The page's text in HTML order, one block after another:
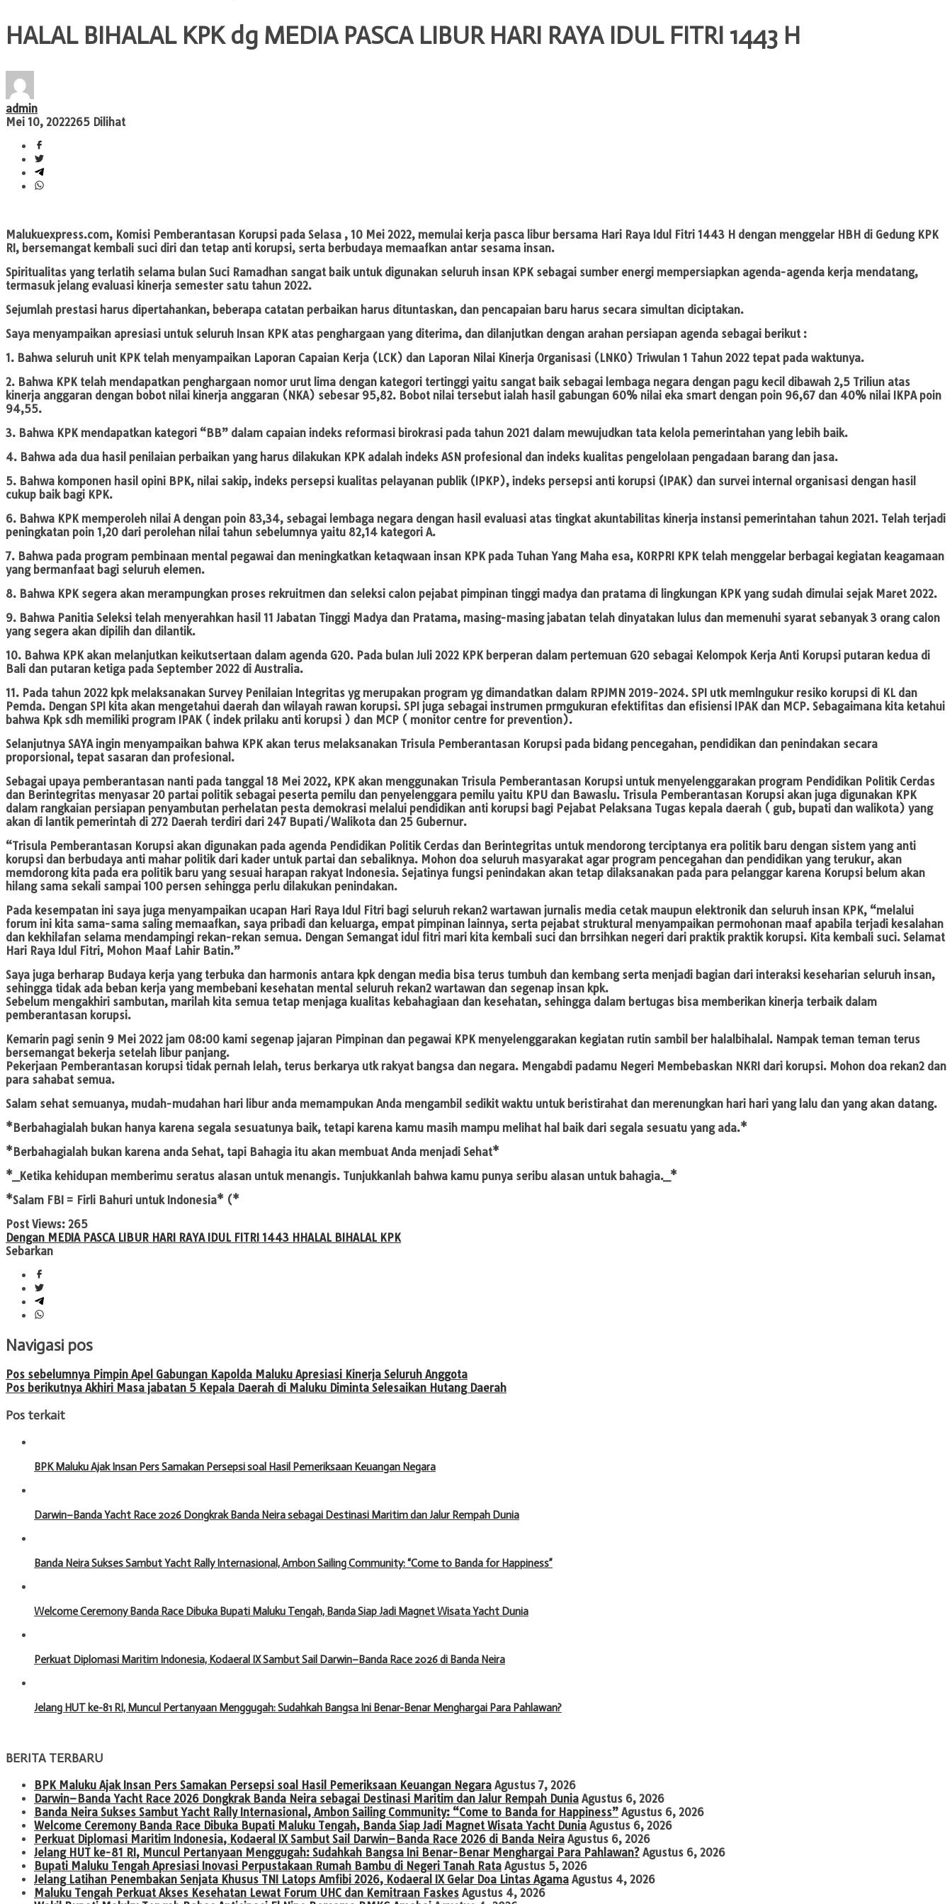
HALAL BIHALAL KPK dg MEDIA PASCA LIBUR HARI RAYA IDUL FITRI 1443 H
admin
Mei 10, 2022265 Dilihat
Malukuexpress.com, Komisi Pemberantasan Korupsi pada Selasa , 10 Mei 2022, memulai kerja pasca libur bersama Hari Raya Idul Fitri 1443 H dengan menggelar HBH di Gedung KPK
RI, bersemangat kembali suci diri dan tetap anti korupsi, serta berbudaya memaafkan antar sesama insan.
Spiritualitas yang terlatih selama bulan Suci Ramadhan sangat baik untuk digunakan seluruh insan KPK sebagai sumber energi mempersiapkan agenda-agenda kerja mendatang,
termasuk jelang evaluasi kinerja semester satu tahun 2022.
Sejumlah prestasi harus dipertahankan, beberapa catatan perbaikan harus dituntaskan, dan pencapaian baru harus secara simultan diciptakan.
Saya menyampaikan apresiasi untuk seluruh Insan KPK atas penghargaan yang diterima, dan dilanjutkan dengan arahan persiapan agenda sebagai berikut :
1. Bahwa seluruh unit KPK telah menyampaikan Laporan Capaian Kerja (LCK) dan Laporan Nilai Kinerja Organisasi (LNKO) Triwulan 1 Tahun 2022 tepat pada waktunya.
2. Bahwa KPK telah mendapatkan penghargaan nomor urut lima dengan kategori tertinggi yaitu sangat baik sebagai lembaga negara dengan pagu kecil dibawah 2,5 Triliun atas
kinerja anggaran dengan bobot nilai kinerja anggaran (NKA) sebesar 95,82. Bobot nilai tersebut ialah hasil gabungan 60% nilai eka smart dengan poin 96,67 dan 40% nilai IKPA poin
94,55.
3. Bahwa KPK mendapatkan kategori “BB” dalam capaian indeks reformasi birokrasi pada tahun 2021 dalam mewujudkan tata kelola pemerintahan yang lebih baik.
4. Bahwa ada dua hasil penilaian perbaikan yang harus dilakukan KPK adalah indeks ASN profesional dan indeks kualitas pengelolaan pengadaan barang dan jasa.
5. Bahwa komponen hasil opini BPK, nilai sakip, indeks persepsi kualitas pelayanan publik (IPKP), indeks persepsi anti korupsi (IPAK) dan survei internal organisasi dengan hasil
cukup baik bagi KPK.
6. Bahwa KPK memperoleh nilai A dengan poin 83,34, sebagai lembaga negara dengan hasil evaluasi atas tingkat akuntabilitas kinerja instansi pemerintahan tahun 2021. Telah terjadi
peningkatan poin 1,20 dari perolehan nilai tahun sebelumnya yaitu 82,14 kategori A.
7. Bahwa pada program pembinaan mental pegawai dan meningkatkan ketaqwaan insan KPK pada Tuhan Yang Maha esa, KORPRI KPK telah menggelar berbagai kegiatan keagamaan
yang bermanfaat bagi seluruh elemen.
8. Bahwa KPK segera akan merampungkan proses rekruitmen dan seleksi calon pejabat pimpinan tinggi madya dan pratama di lingkungan KPK yang sudah dimulai sejak Maret 2022.
9. Bahwa Panitia Seleksi telah menyerahkan hasil 11 Jabatan Tinggi Madya dan Pratama, masing-masing jabatan telah dinyatakan lulus dan memenuhi syarat sebanyak 3 orang calon
yang segera akan dipilih dan dilantik.
10. Bahwa KPK akan melanjutkan keikutsertaan dalam agenda G20. Pada bulan Juli 2022 KPK berperan dalam pertemuan G20 sebagai Kelompok Kerja Anti Korupsi putaran kedua di
Bali dan putaran ketiga pada September 2022 di Australia.
11. Pada tahun 2022 kpk melaksanakan Survey Penilaian Integritas yg merupakan program yg dimandatkan dalam RPJMN 2019-2024. SPI utk memlngukur resiko korupsi di KL dan
Pemda. Dengan SPI kita akan mengetahui daerah dan wilayah rawan korupsi. SPI juga sebagai instrumen prmgukuran efektifitas dan efisiensi IPAK dan MCP. Sebagaimana kita ketahui
bahwa Kpk sdh memiliki program IPAK ( indek prilaku anti korupsi ) dan MCP ( monitor centre for prevention).
Selanjutnya SAYA ingin menyampaikan bahwa KPK akan terus melaksanakan Trisula Pemberantasan Korupsi pada bidang pencegahan, pendidikan dan penindakan secara
proporsional, tepat sasaran dan profesional.
Sebagai upaya pemberantasan nanti pada tanggal 18 Mei 2022, KPK akan menggunakan Trisula Pemberantasan Korupsi untuk menyelenggarakan program Pendidikan Politik Cerdas
dan Berintegritas menyasar 20 partai politik sebagai peserta pemilu dan penyelenggara pemilu yaitu KPU dan Bawaslu. Trisula Pemberantasan Korupsi akan juga digunakan KPK
dalam rangkaian persiapan penyambutan perhelatan pesta demokrasi melalui pendidikan anti korupsi bagi Pejabat Pelaksana Tugas kepala daerah ( gub, bupati dan walikota) yang
akan di lantik pemerintah di 272 Daerah terdiri dari 247 Bupati/Walikota dan 25 Gubernur.
“Trisula Pemberantasan Korupsi akan digunakan pada agenda Pendidikan Politik Cerdas dan Berintegritas untuk mendorong terciptanya era politik baru dengan sistem yang anti
korupsi dan berbudaya anti mahar politik dari kader untuk partai dan sebaliknya. Mohon doa seluruh masyarakat agar program pencegahan dan pendidikan yang terukur, akan
memdorong kita pada era politik baru yang sesuai harapan rakyat Indonesia. Sejatinya fungsi penindakan akan tetap dilaksanakan pada para pelanggar karena Korupsi belum akan
hilang sama sekali sampai 100 persen sehingga perlu dilakukan penindakan.
Pada kesempatan ini saya juga menyampaikan ucapan Hari Raya Idul Fitri bagi seluruh rekan2 wartawan jurnalis media cetak maupun elektronik dan seluruh insan KPK, “melalui
forum ini kita sama-sama saling memaafkan, saya pribadi dan keluarga, empat pimpinan lainnya, serta pejabat struktural menyampaikan permohonan maaf apabila terjadi kesalahan
dan kekhilafan selama mendampingi rekan-rekan semua. Dengan Semangat idul fitri mari kita kembali suci dan brrsihkan negeri dari praktik praktik korupsi. Kita kembali suci. Selamat
Hari Raya Idul Fitri, Mohon Maaf Lahir Batin.”
Saya juga berharap Budaya kerja yang terbuka dan harmonis antara kpk dengan media bisa terus tumbuh dan kembang serta menjadi bagian dari interaksi keseharian seluruh insan,
sehingga tidak ada beban kerja yang membebani kesehatan mental seluruh rekan2 wartawan dan segenap insan kpk.
Sebelum mengakhiri sambutan, marilah kita semua tetap menjaga kualitas kebahagiaan dan kesehatan, sehingga dalam bertugas bisa memberikan kinerja terbaik dalam
pemberantasan korupsi.
Kemarin pagi senin 9 Mei 2022 jam 08:00 kami segenap jajaran Pimpinan dan pegawai KPK menyelenggarakan kegiatan rutin sambil ber halalbihalal. Nampak teman teman terus
bersemangat bekerja setelah libur panjang.
Pekerjaan Pemberantasan korupsi tidak pernah lelah, terus berkarya utk rakyat bangsa dan negara. Mengabdi padamu Negeri Membebaskan NKRI dari korupsi. Mohon doa rekan2 dan
para sahabat semua.
Salam sehat semuanya, mudah-mudahan hari libur anda memampukan Anda mengambil sedikit waktu untuk beristirahat dan merenungkan hari hari yang lalu dan yang akan datang.
*Berbahagialah bukan hanya karena segala sesuatunya baik, tetapi karena kamu masih mampu melihat hal baik dari segala sesuatu yang ada.*
*Berbahagialah bukan karena anda Sehat, tapi Bahagia itu akan membuat Anda menjadi Sehat*
*_Ketika kehidupan memberimu seratus alasan untuk menangis. Tunjukkanlah bahwa kamu punya seribu alasan untuk bahagia._*
*Salam FBI = Firli Bahuri untuk Indonesia* (*
Post Views: 265
Dengan MEDIA PASCA LIBUR HARI RAYA IDUL FITRI 1443 HHALAL BIHALAL KPK
Sebarkan
Navigasi pos
Pos sebelumnya Pimpin Apel Gabungan Kapolda Maluku Apresiasi Kinerja Seluruh Anggota
Pos berikutnya Akhiri Masa jabatan 5 Kepala Daerah di Maluku Diminta Selesaikan Hutang Daerah
Pos terkait
BPK Maluku Ajak Insan Pers Samakan Persepsi soal Hasil Pemeriksaan Keuangan Negara
Darwin–Banda Yacht Race 2026 Dongkrak Banda Neira sebagai Destinasi Maritim dan Jalur Rempah Dunia
Banda Neira Sukses Sambut Yacht Rally Internasional, Ambon Sailing Community: “Come to Banda for Happiness”
Welcome Ceremony Banda Race Dibuka Bupati Maluku Tengah, Banda Siap Jadi Magnet Wisata Yacht Dunia
Perkuat Diplomasi Maritim Indonesia, Kodaeral IX Sambut Sail Darwin–Banda Race 2026 di Banda Neira
Jelang HUT ke-81 RI, Muncul Pertanyaan Menggugah: Sudahkah Bangsa Ini Benar-Benar Menghargai Para Pahlawan?
BERITA TERBARU
BPK Maluku Ajak Insan Pers Samakan Persepsi soal Hasil Pemeriksaan Keuangan Negara Agustus 7, 2026
Darwin–Banda Yacht Race 2026 Dongkrak Banda Neira sebagai Destinasi Maritim dan Jalur Rempah Dunia Agustus 6, 2026
Banda Neira Sukses Sambut Yacht Rally Internasional, Ambon Sailing Community: “Come to Banda for Happiness” Agustus 6, 2026
Welcome Ceremony Banda Race Dibuka Bupati Maluku Tengah, Banda Siap Jadi Magnet Wisata Yacht Dunia Agustus 6, 2026
Perkuat Diplomasi Maritim Indonesia, Kodaeral IX Sambut Sail Darwin–Banda Race 2026 di Banda Neira Agustus 6, 2026
Jelang HUT ke-81 RI, Muncul Pertanyaan Menggugah: Sudahkah Bangsa Ini Benar-Benar Menghargai Para Pahlawan? Agustus 6, 2026
Bupati Maluku Tengah Apresiasi Inovasi Perpustakaan Rumah Bambu di Negeri Tanah Rata Agustus 5, 2026
Jelang Latihan Penembakan Senjata Khusus TNI Latops Amfibi 2026, Kodaeral IX Gelar Doa Lintas Agama Agustus 4, 2026
Maluku Tengah Perkuat Akses Kesehatan Lewat Forum UHC dan Kemitraan Faskes Agustus 4, 2026